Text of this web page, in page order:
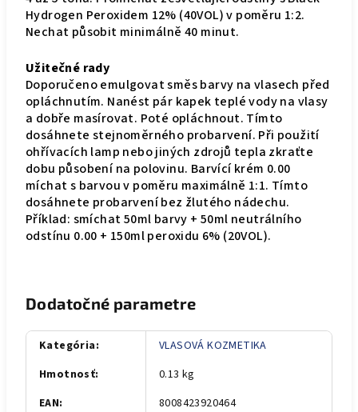
Hydrogen Peroxidem 12% (40VOL) v poměru 1:2.
Nechat působit minimálně 40 minut.
Užitečné rady
Doporučeno emulgovat směs barvy na vlasech před
opláchnutím. Nanést pár kapek teplé vody na vlasy
a dobře masírovat. Poté opláchnout. Tímto
dosáhnete stejnoměrného probarvení. Při použití
ohřívacích lamp nebo jiných zdrojů tepla zkraťte
dobu působení na polovinu. Barvící krém 0.00
míchat s barvou v poměru maximálně 1:1. Tímto
dosáhnete probarvení bez žlutého nádechu.
Příklad: smíchat 50ml barvy + 50ml neutrálního
odstínu 0.00 + 150ml peroxidu 6% (20VOL).
Dodatočné parametre
Kategória:
VLASOVÁ KOZMETIKA
Hmotnosť:
0.13 kg
EAN: 8008423920464